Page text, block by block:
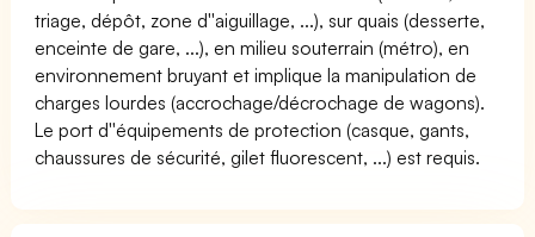
triage, dépôt, zone d''aiguillage, ...), sur quais (desserte,
enceinte de gare, ...), en milieu souterrain (métro), en
environnement bruyant et implique la manipulation de
charges lourdes (accrochage/décrochage de wagons).
Le port d''équipements de protection (casque, gants,
chaussures de sécurité, gilet fluorescent, ...) est requis.